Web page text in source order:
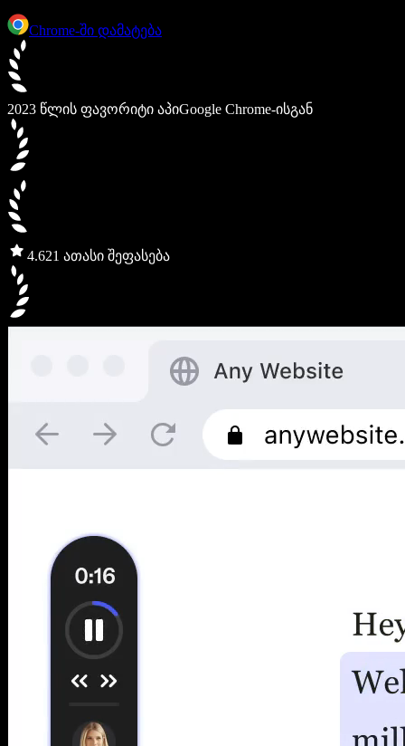
Chrome-ში დამატება
2023 წლის ფავორიტი აპიGoogle Chrome-ისგან
4.621 ათასი შეფასება